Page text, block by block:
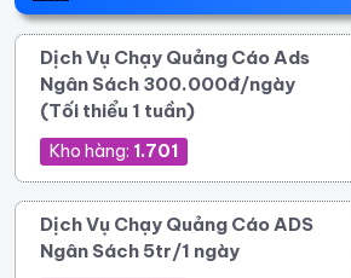
Dịch Vụ Chạy Quảng Cáo Ads
Ngân Sách 300.000đ/ngày
(Tối thiểu 1 tuần)
Kho hàng: 1.701
Dịch Vụ Chạy Quảng Cáo ADS
Ngân Sách 5tr/1 ngày